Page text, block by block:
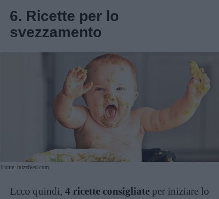
6. Ricette per lo
svezzamento
Fonte: buzzfeed.com
Ecco quindi, 4 ricette consigliate per iniziare lo